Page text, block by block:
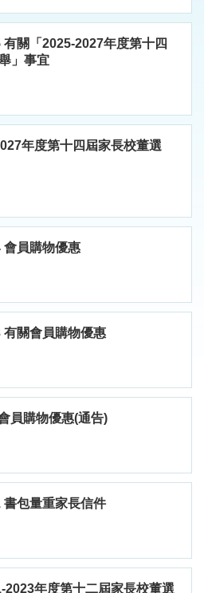
有關「2025-2027年度第十四
」事宜
年度第十四屆家長校董選
會員購物優惠
有關會員購物優惠
員購物優惠(通告)
書包量重家長信件
2023年度第十二屆家長校董選